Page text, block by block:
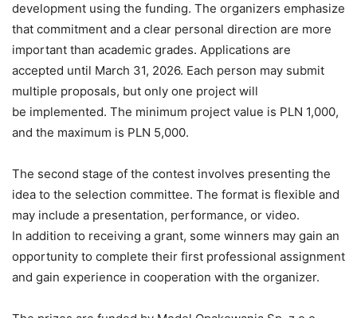
development using the funding. The organizers emphasize
that commitment and a clear personal direction are more
important than academic grades. Applications are
accepted until March 31, 2026. Each person may submit
multiple proposals, but only one project will
be implemented. The minimum project value is PLN 1,000,
and the maximum is PLN 5,000.
The second stage of the contest involves presenting the
idea to the selection committee. The format is flexible and
may include a presentation, performance, or video.
In addition to receiving a grant, some winners may gain an
opportunity to complete their first professional assignment
and gain experience in cooperation with the organizer.